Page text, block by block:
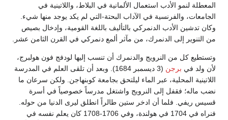
المعطلة لنمو الأدب استعمال الألمانية في البلاط، واللاتينية في
الجامعات، والفرنسية في الآداب البحتة-التي لم يكد يوجد منها شيء.
وكان تدشين الأدب الدنمركي بالتأليف باللغة القومية، وإدخال بصيص
من التنوير إلى الدنمرك، من مآثر ألمع دنمركي في القرن الثامن عشر.
وتستطيع كل من النرويج والدنمرك أن تنسب إليها لودفج فون هولبرج،
لأن ولد في برجن
(3 ديسمبر 1684). وبعد أن تلقى العلم في المدرسة
اللاتينية المحلية، عبر الماء ليلتحق بجامعة كوبنهاجن. ولكن سرعان ما
نضب ماله؛ فقفل إلى النرويج واشتغل مدرساً خصوصياً في أسرة
قسيس ريفي. فلما أن ادخر ستين طالراً انطلق ليرى الدنيا من حوله.
فنراه في 1704 في هولندة، وفي 1706-1708 كان يعلم نفسه في